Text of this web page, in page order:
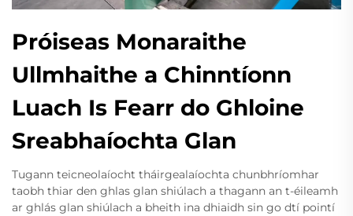
Próiseas Monaraithe
Ullmhaithe a Chinntíonn
Luach Is Fearr do Ghloine
Sreabhaíochta Glan
Tugann teicneolaíocht tháirgealaíochta chunbhríomhar
taobh thiar den ghlas glan shiúlach a thagann an t-éileamh
ar ghlás glan shiúlach a bheith ina dhiaidh sin go dtí pointí